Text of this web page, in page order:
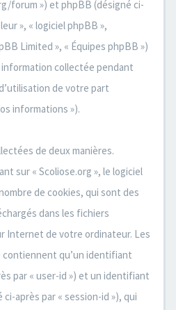
forum ») et phpBB (désigné ci-
», « logiciel phpBB »,
Limited », « Équipes phpBB »)
collectée pendant
de votre part
informations »).
de deux manières.
sur « Scoliose.org », le logiciel
de cookies, qui sont des
dans les fichiers
Internet de votre ordinateur. Les
contiennent qu’un identifiant
par « user-id ») et un identifiant
après par « session-id »), qui